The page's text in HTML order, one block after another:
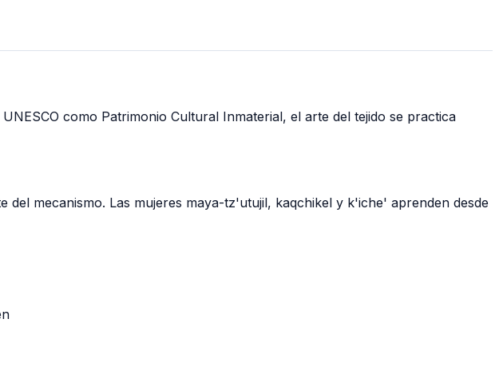
como Patrimonio Cultural Inmaterial, el arte del tejido se practica
mecanismo. Las mujeres maya-tz'utujil, kaqchikel y k'iche' aprenden desde